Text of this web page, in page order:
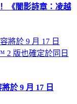
《闇影詩章：凌越
於 9 月 17 日